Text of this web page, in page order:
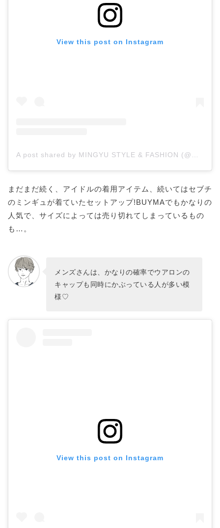
View this post on Instagram
A post shared by MINGYU STYLE & FASHION (@mingyustyle.id)
まだまだ続く、アイドルの着用アイテム、続いてはセブチ
のミンギュが着ていたセットアップ!BUYMAでもかなりの
人気で、サイズによっては売り切れてしまっているもの
も…。
メンズさんは、かなりの確率でウアロンの
キャップも同時にかぶっている人が多い模
様♡
View this post on Instagram